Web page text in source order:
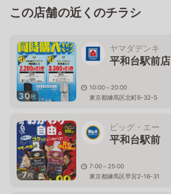
この店舗の近くのチラシ
30枚
ヤマダデンキ
平和台駅前店
10:00～20:00
東京都練馬区北町6-32-5
7枚
ビッグ・エー
平和台駅前
7:00～25:00
東京都練馬区早宮2-16-31